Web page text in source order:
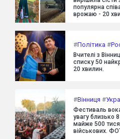
популярна
врожаю - 20
#Політика #
Вчителі з
списку 50
20 хвилин.
#Вінниця #
Фестиваль
увагу близько 8
майже 500
військових.